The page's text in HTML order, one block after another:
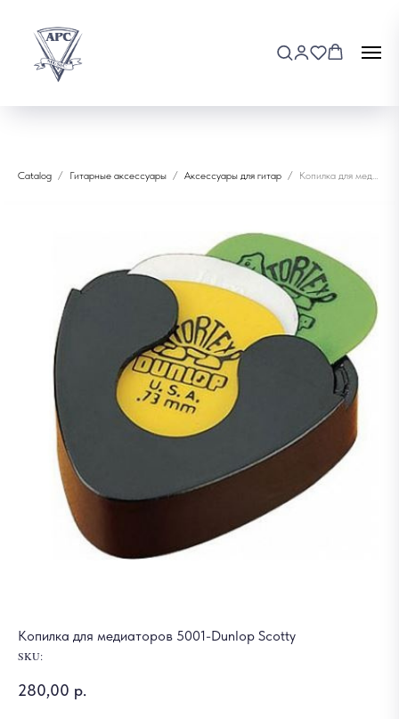
Catalog Гитарные аксессуары Аксессуары для гитар Копилка для медиаторов 5001-Dunlop Scotty
Копилка для медиаторов 5001-Dunlop Scotty
SKU:
280,00 р.